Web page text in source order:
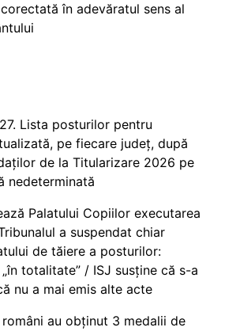
în adevăratul sens al
Lista posturilor pentru
pe fiecare județ, după
de la Titularizare 2026 pe
nedeterminată
Palatului Copiilor executarea
a suspendat chiar
de tăiere a posturilor:
totalitate” / ISJ susține că s-a
nu a mai emis alte acte
români au obținut 3 medalii de